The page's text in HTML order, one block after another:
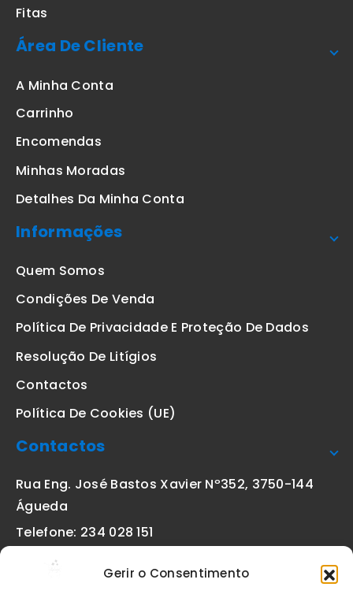
Gerir o Consentimento
Fitas
Área De Cliente
A Minha Conta
Carrinho
Encomendas
Minhas Moradas
Detalhes Da Minha Conta
Informações
Quem Somos
Condições De Venda
Política De Privacidade E Proteção De Dados
Resolução De Litígios
Contactos
Política De Cookies (UE)
Contactos
Rua Eng. José Bastos Xavier Nº352, 3750-144
Águeda
Telefone: 234 028 151
geral@etiquetas-online.pt